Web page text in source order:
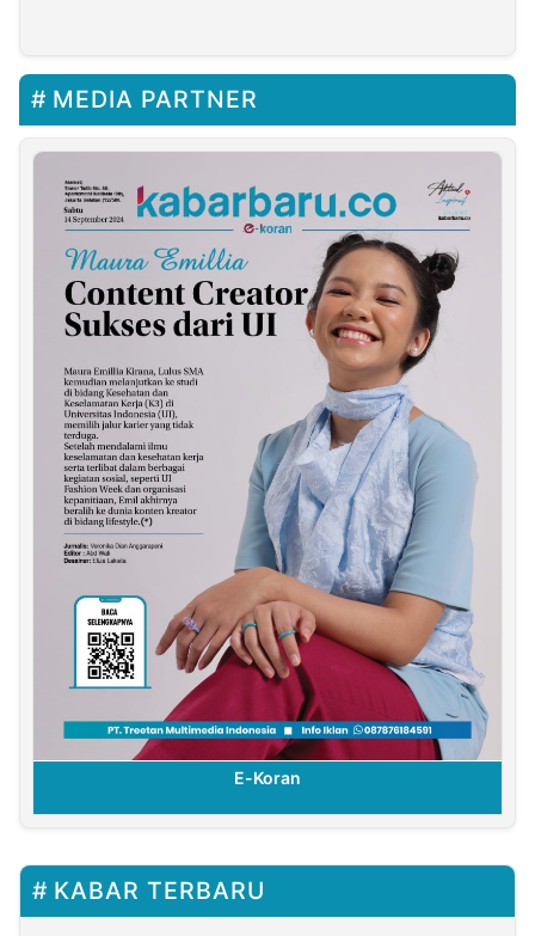
MEDIA PARTNER
E-Koran
KABAR TERBARU